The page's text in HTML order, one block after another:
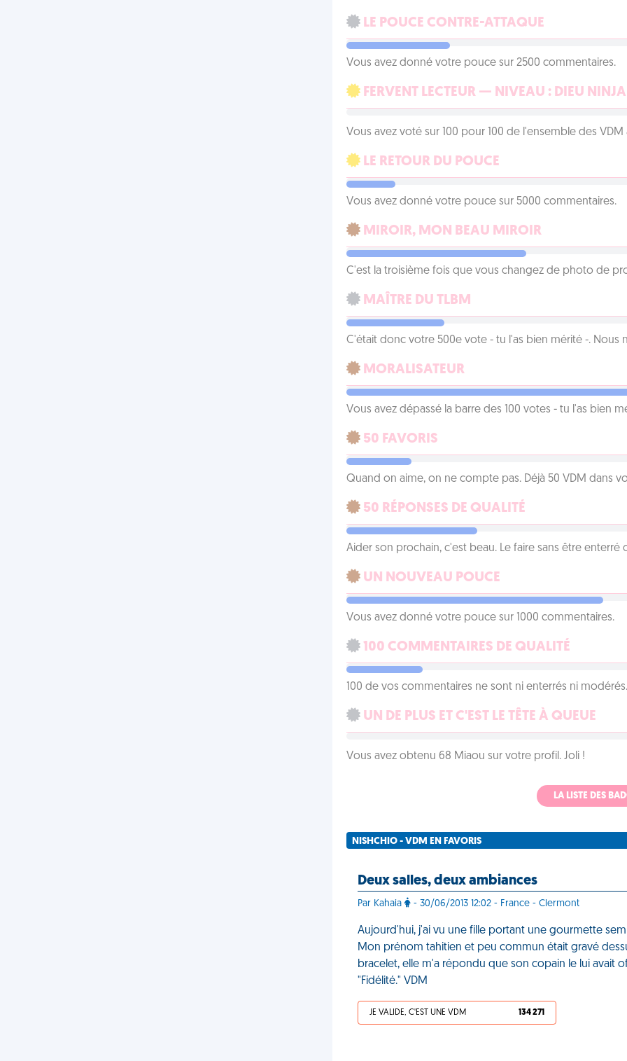
LE POUCE CONTRE-ATTAQUE
Vous avez donné votre pouce sur 2500 commentaires.
FERVENT LECTEUR — NIVEAU : DIEU NINJA
Vous avez voté sur 100 pour 100 de l'ensemble des VDM
LE RETOUR DU POUCE
Vous avez donné votre pouce sur 5000 commentaires.
MIROIR, MON BEAU MIROIR
C'est la troisième fois que vous changez de photo de
MAÎTRE DU TLBM
C'était donc votre 500e vote - tu l'as bien mérité -. Nous
MORALISATEUR
Vous avez dépassé la barre des 100 votes - tu l'as bien
50 FAVORIS
Quand on aime, on ne compte pas. Déjà 50 VDM dans
50 RÉPONSES DE QUALITÉ
Aider son prochain, c'est beau. Le faire sans être
UN NOUVEAU POUCE
Vous avez donné votre pouce sur 1000 commentaires.
100 COMMENTAIRES DE QUALITÉ
100 de vos commentaires ne sont ni enterrés ni
UN DE PLUS ET C'EST LE TÊTE À QUEUE
Vous avez obtenu 68 Miaou sur votre profil. Joli !
LA LISTE DES
NISHCHIO - VDM EN FAVORIS
Deux salles, deux ambiances
Par Kahaia - 30/06/2013 12:02 - France - Clermont
Aujourd'hui, j'ai vu une fille portant une gourmette
Mon prénom tahitien et peu commun était gravé
bracelet, elle m'a répondu que son copain le lui avait
"Fidélité." VDM
JE VALIDE, C'EST UNE VDM 134 271